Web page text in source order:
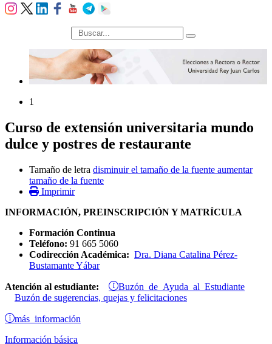
búsqueda
1
Curso de extensión universitaria mundo
dulce y postres de restaurante
Tamaño de letra disminuir el tamaño de la fuente aumentar
tamaño de la fuente
Imprimir
INFORMACIÓN, PREINSCRIPCIÓN Y MATRÍCULA
Formación Continua
Teléfono: 91 665 5060
Codirección Académica: Dra. Diana Catalina Pérez-
Bustamante Yábar
Atención al estudiante: Buzón de Ayuda al Estudiante
Buzón de sugerencias, quejas y felicitaciones
más información
Información básica